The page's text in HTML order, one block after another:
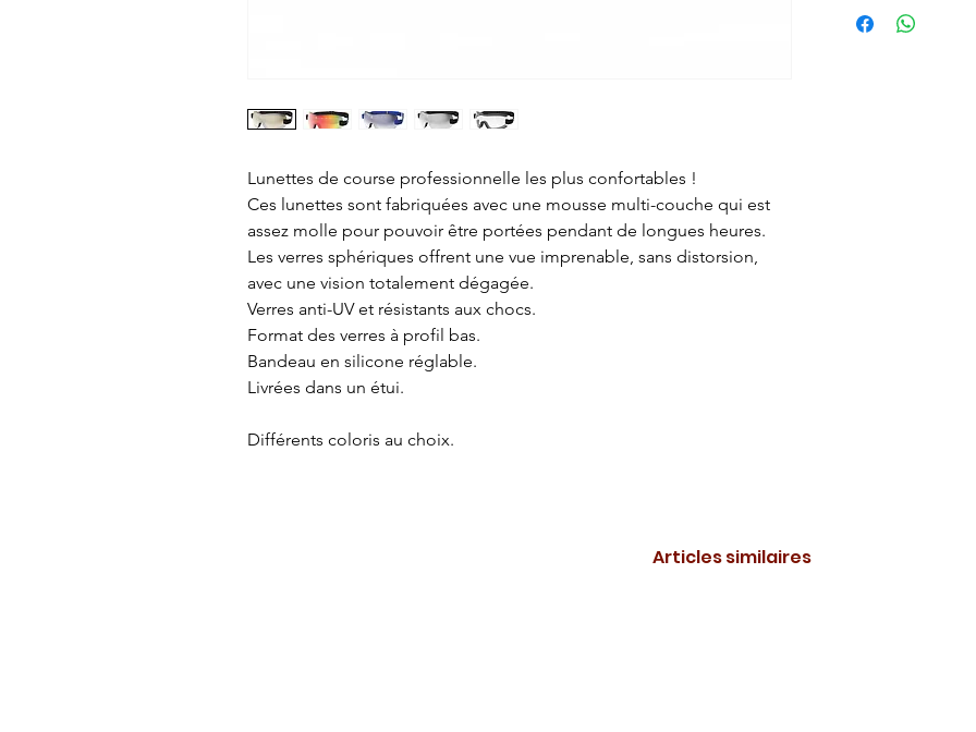
Lunettes de course professionnelle les plus confortables !
Ces lunettes sont fabriquées avec une mousse multi-couche qui est
assez molle pour pouvoir être portées pendant de longues heures.
Les verres sphériques offrent une vue imprenable, sans distorsion,
avec une vision totalement dégagée.
Verres anti-UV et résistants aux chocs.
Format des verres à profil bas.
Bandeau en silicone réglable.
Livrées dans un étui.
Différents coloris au choix.
Articles similaires